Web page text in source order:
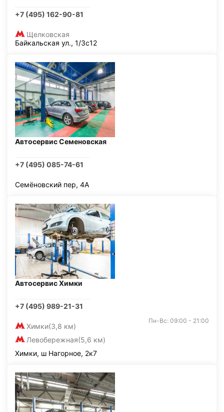
+7 (495) 162-90-81
Щелковская
Байкальская ул., 1/3с12
Автосервис Семеновская
+7 (495) 085-74-61
Семёновский пер, 4А
Автосервис Химки
+7 (495) 989-21-31
Химки(3,8 км)
Левобережная(5,6 км)
Пн-Вс: 09:00 - 21:00
Химки, ш Нагорное, 2к7